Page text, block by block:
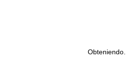
Obteniendo...